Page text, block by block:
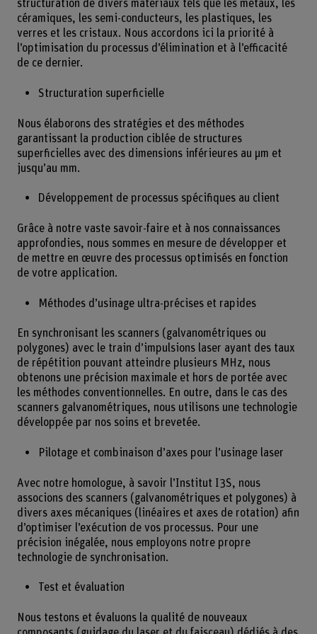
structuration de divers matériaux tels que les métaux, les
céramiques, les semi-conducteurs, les plastiques, les
verres et les cristaux. Nous accordons ici la priorité à
l’optimisation du processus d’élimination et à l’efficacité
de ce dernier.
Structuration superficielle
Nous élaborons des stratégies et des méthodes
garantissant la production ciblée de structures
superficielles avec des dimensions inférieures au µm et
jusqu’au mm.
Développement de processus spécifiques au client
Grâce à notre vaste savoir-faire et à nos connaissances
approfondies, nous sommes en mesure de développer et
de mettre en œuvre des processus optimisés en fonction
de votre application.
Méthodes d’usinage ultra-précises et rapides
En synchronisant les scanners (galvanométriques ou
polygones) avec le train d’impulsions laser ayant des taux
de répétition pouvant atteindre plusieurs MHz, nous
obtenons une précision maximale et hors de portée avec
les méthodes conventionnelles. En outre, dans le cas des
scanners galvanométriques, nous utilisons une technologie
développée par nos soins et brevetée.
Pilotage et combinaison d’axes pour l’usinage laser
Avec notre homologue, à savoir l’Institut I3S, nous
associons des scanners (galvanométriques et polygones) à
divers axes mécaniques (linéaires et axes de rotation) afin
d’optimiser l’exécution de vos processus. Pour une
précision inégalée, nous employons notre propre
technologie de synchronisation.
Test et évaluation
Nous testons et évaluons la qualité de nouveaux